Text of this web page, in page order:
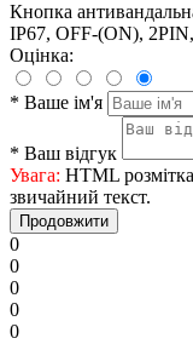
Кнопка
IP67, OFF-(ON),
Оцінка:
* Ваше ім'я
* Ваш відгук
Увага: HTML
звичайний текст.
Продовжити
0
0
0
0
0